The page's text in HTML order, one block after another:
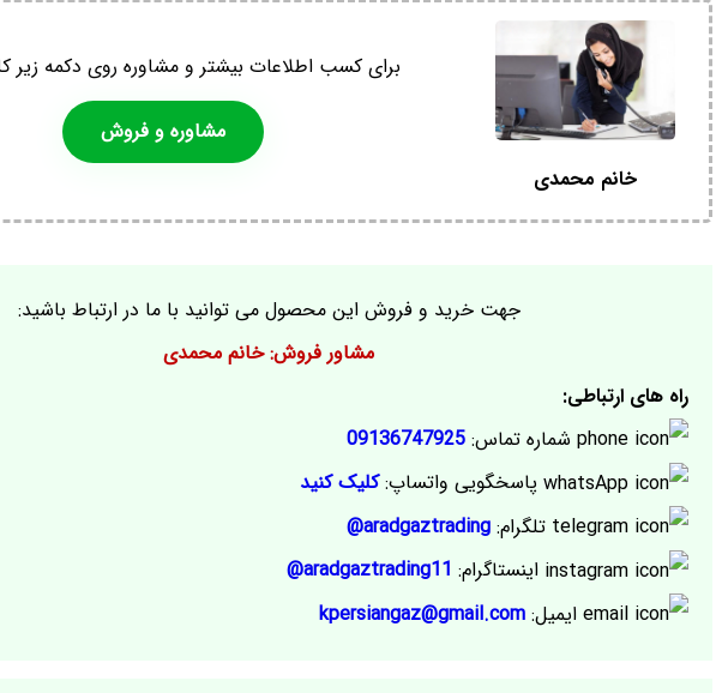
خانم محمدی
برای کسب اطلاعات بیشتر و مشاوره روی دکمه زیر
مشاوره و فروش
جهت خرید و فروش این محصول می توانید با ما در ارتباط باشید:
مشاور فروش: خانم محمدی
راه های ارتباطی:
شماره تماس: 09136747925
پاسخگویی واتساپ:کلیک کنید
تلگرام: aradgaztrading@
اینستاگرام: aradgaztrading11@
ایمیل: kpersiangaz@gmail.com